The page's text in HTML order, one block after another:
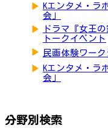
▶ Kエンタメ・ラ
会」
▶
ドラマ『女王
トークイベント
▶ 民画体験ワー
▶ Kエンタメ・ラ
会」
分野別検索